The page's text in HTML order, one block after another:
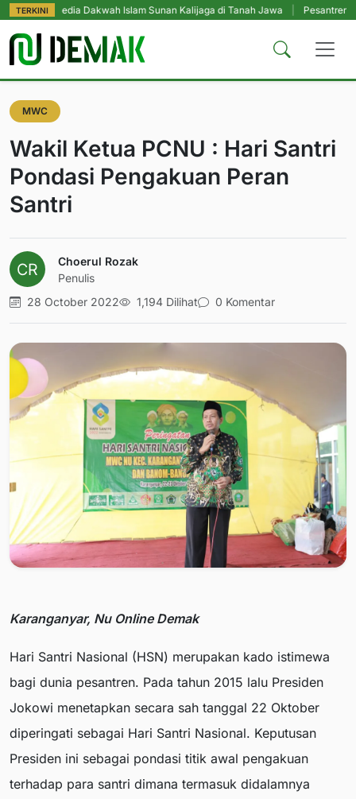
TERKINIDakwah Islam Sunan Kalijaga di Tanah Jawa | Pesantren Tetap
MWC
Wakil Ketua PCNU : Hari Santri
Pondasi Pengakuan Peran
Santri
Choerul Rozak
Penulis
28 October 2022
1,194 Dilihat 0 Komentar
Karanganyar, Nu Online Demak
Hari Santri Nasional (HSN) merupakan kado istimewa
bagi dunia pesantren. Pada tahun 2015 lalu Presiden
Jokowi menetapkan secara sah tanggal 22 Oktober
diperingati sebagai Hari Santri Nasional. Keputusan
Presiden ini sebagai pondasi titik awal pengakuan
terhadap para santri dimana termasuk didalamnya